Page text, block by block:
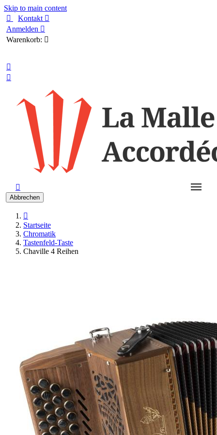
Skip to main content

Kontakt 
Anmelden 
Warenkorb: 



Abbrechen

Startseite
Chromatik
Tastenfeld-Taste
Chaville 4 Reihen